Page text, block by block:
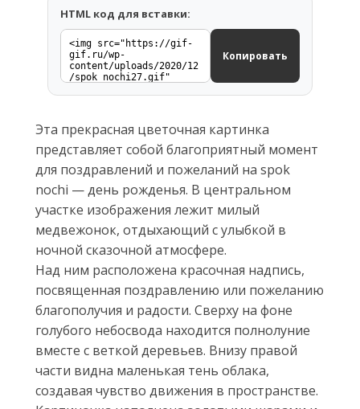
HTML код для вставки:
Копировать
Эта прекрасная цветочная картинка
представляет собой благоприятный момент
для поздравлений и пожеланий на spok
nochi — день рожденья. В центральном
участке изображения лежит милый
медвежонок, отдыхающий с улыбкой в
ночной сказочной атмосфере.
Над ним расположена красочная надпись,
посвященная поздравлению или пожеланию
благополучия и радости. Сверху на фоне
голубого небосвода находится полнолуние
вместе с веткой деревьев. Внизу правой
части видна маленькая тень облака,
создавая чувство движения в пространстве.